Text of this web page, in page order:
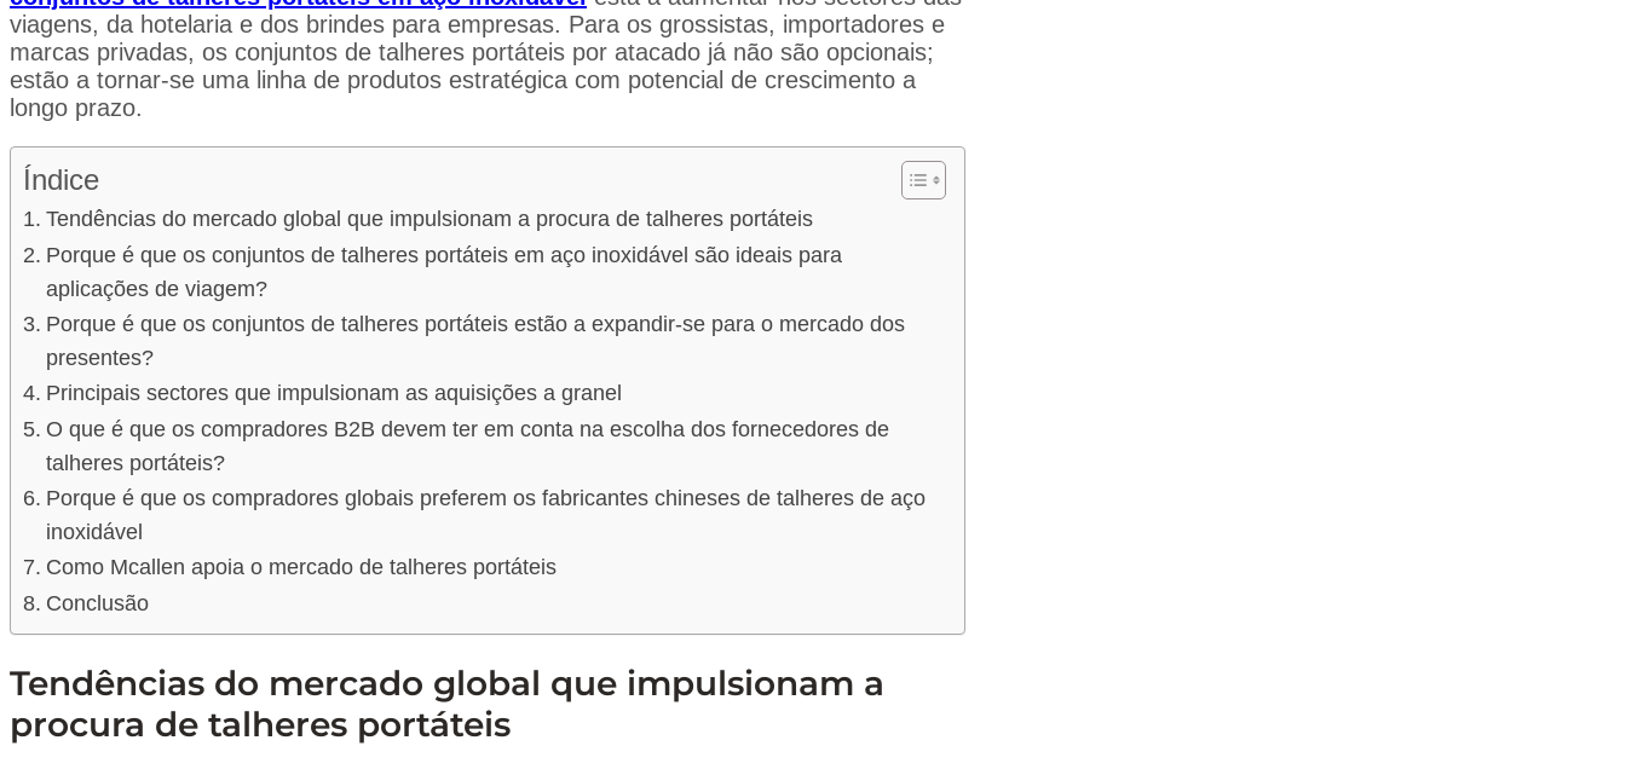
viagens, da hotelaria e dos brindes para empresas. Para os grossistas, importadores e
marcas privadas, os conjuntos de talheres portáteis por atacado já não são opcionais;
estão a tornar-se uma linha de produtos estratégica com potencial de crescimento a
longo prazo.
Índice
Tendências do mercado global que impulsionam a procura de talheres portáteis
Porque é que os conjuntos de talheres portáteis em aço inoxidável são ideais para
aplicações de viagem?
Porque é que os conjuntos de talheres portáteis estão a expandir-se para o mercado dos
presentes?
Principais sectores que impulsionam as aquisições a granel
O que é que os compradores B2B devem ter em conta na escolha dos fornecedores de
talheres portáteis?
Porque é que os compradores globais preferem os fabricantes chineses de talheres de aço
inoxidável
Como Mcallen apoia o mercado de talheres portáteis
Conclusão
Tendências do mercado global que impulsionam a
procura de talheres portáteis